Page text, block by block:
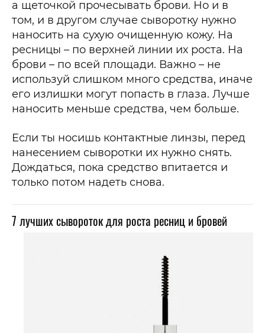
а щеточкой прочесывать брови. Но и в
том, и в другом случае сыворотку нужно
наносить на сухую очищенную кожу. На
ресницы – по верхней линии их роста. На
брови – по всей площади. Важно – не
используй слишком много средства, иначе
его излишки могут попасть в глаза. Лучше
наносить меньше средства, чем больше.
Если ты носишь контактные линзы, перед
нанесением сыворотки их нужно снять.
Дождаться, пока средство впитается и
только потом надеть снова.
7 лучших сывороток для роста ресниц и бровей